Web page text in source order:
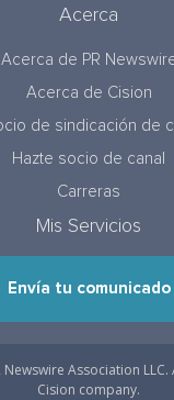
Acerca
Acerca de PR
Acerca de Cision
de sindicación de
Hazte socio de canal
Carreras
Mis Servicios
Envía tu comunicado
Association LLC.
Cision company.